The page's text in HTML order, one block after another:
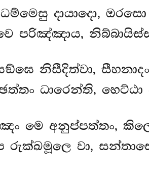
ධම්මෙසු දායාදො,
පරිඤ්ඤාය,
නිසීදිත්වා,
ධාරෙන්ති,
මෙ අනුප්පත්තං,
රුක්ඛමූලෙ වා,